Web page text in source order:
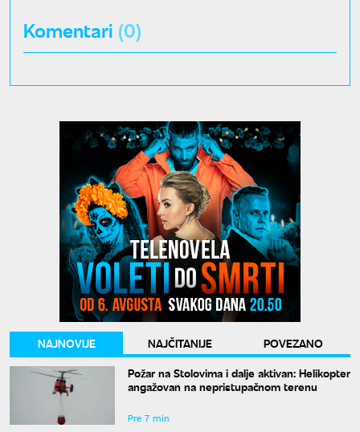
Komentari (0)
NAJNOVIJE NAJČITANIJE
POVEZANO
Požar na Stolovima i dalje aktivan: Helikopter
angažovan na nepristupačnom terenu
Pre 7 min